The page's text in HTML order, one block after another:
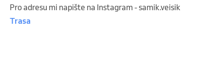
Pro adresu mi napište na Instagram - samik.veisik
Trasa